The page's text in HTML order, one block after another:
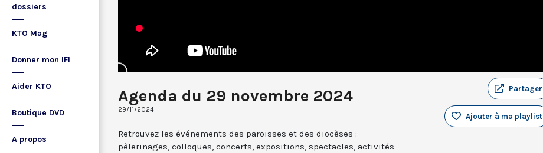
dossiers
KTO Mag
Donner mon IFI
Aider KTO
Boutique DVD
A propos
Agenda du 29 novembre 2024
29/11/2024
Partager
Ajouter à ma playlist
Retrouvez les événements des paroisses et des diocèses :
pèlerinages, colloques, concerts, expositions, spectacles, activités